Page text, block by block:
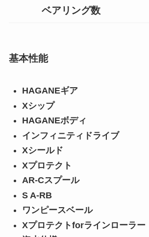
ベアリング数
基本性能
HAGANEギア
Xシップ
HAGANEボディ
インフィニティドライブ
Xシールド
Xプロテクト
AR-Cスプール
S A-RB
ワンピースベール
Xプロテクトforラインローラー